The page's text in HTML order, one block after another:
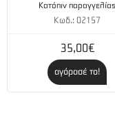
Κατόπιν παραγγελίας
Κωδ.: 02157
35,00€
αγόρασέ το!